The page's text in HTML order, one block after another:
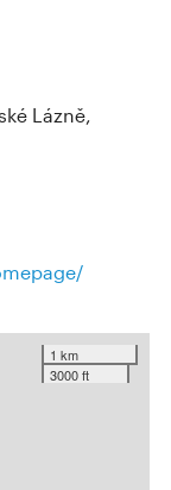
Lázně,
1 km
3000 ft